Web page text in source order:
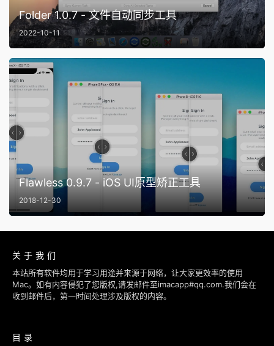
Folder 1.0.7 - 文件自动同步工具
2022-10-11
Flawless 0.9.7 - iOS UI原型矫正工具
2018-12-30
关于我们
本站所有软件均用于学习用途并来源于网络，让大家更效率的使用
Mac。如有内容侵犯了您版权,请发邮件至imacapp#qq.com.我们会在
收到邮件后，第一时间处理涉及版权的内容。
目录